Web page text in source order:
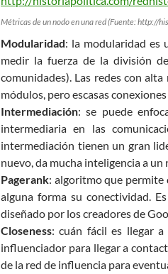
Métricas de un nodo en una red (Fuente:
Modularidad: la modularidad es
medir la fuerza de la división
comunidades). Las redes con
módulos, pero escasas
Intermediación: se puede
intermediaria en las
intermediación tienen un gran
nuevo, da mucha inteligencia a un
Pagerank: algoritmo que permite
alguna forma su conectividad.
diseñado por los creadores de
Closeness: cuán fácil es llegar
influenciador para llegar a
de la red de influencia para